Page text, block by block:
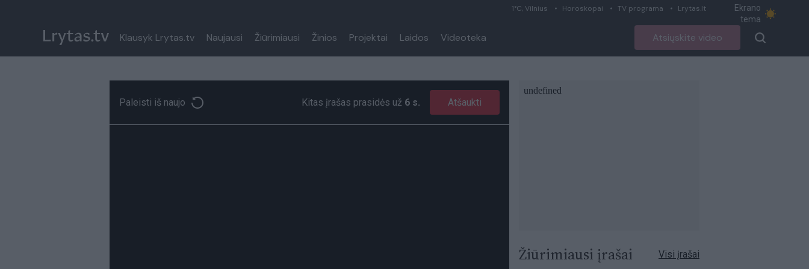
1°C, Vilnius Horoskopai TV programa Lrytas.lt
Ekrano
tema
Klausyk Lrytas.tv Naujausi Žiūrimiausi Žinios Projektai Laidos Videoteka Atsiųskite video
Lenkijoje – ekstremalios ugniagesių pratybos: ant užšąlusio ežero lavina gelbėjimo įgūdžius
Paremkite Ukrainą
Paleisti iš naujo Kitas įrašas prasidės už 5 s. Atšaukti
Žiūrimiausi įrašai Visi įrašai